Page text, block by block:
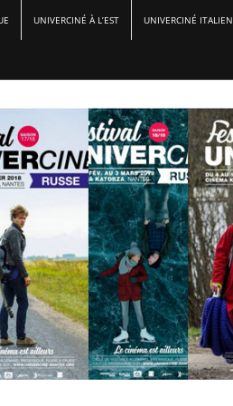
UNIVERCINÉ À L’EST UNIVERCINÉ ITALIEN